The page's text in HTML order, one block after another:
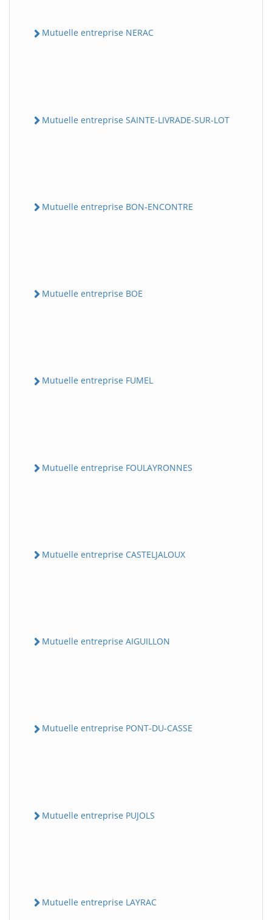
Mutuelle entreprise NERAC
Mutuelle entreprise SAINTE-LIVRADE-SUR-LOT
Mutuelle entreprise BON-ENCONTRE
Mutuelle entreprise BOE
Mutuelle entreprise FUMEL
Mutuelle entreprise FOULAYRONNES
Mutuelle entreprise CASTELJALOUX
Mutuelle entreprise AIGUILLON
Mutuelle entreprise PONT-DU-CASSE
Mutuelle entreprise PUJOLS
Mutuelle entreprise LAYRAC